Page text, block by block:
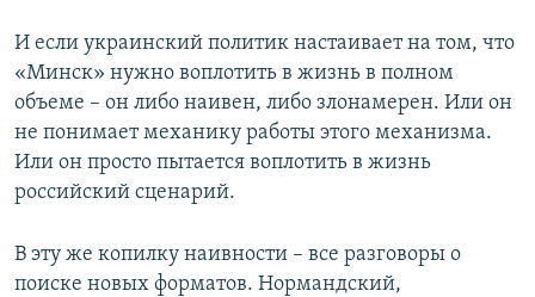
И если украинский политик настаивает на том, что
«Минск» нужно воплотить в жизнь в полном
объеме – он либо наивен, либо злонамерен. Или он
не понимает механику работы этого механизма.
Или он просто пытается воплотить в жизнь
российский сценарий.
В эту же копилку наивности – все разговоры о
поиске новых форматов. Нормандский,